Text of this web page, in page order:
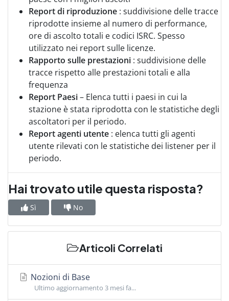
Report di riproduzione : suddivisione delle tracce
riprodotte insieme al numero di performance,
ore di ascolto totali e codici ISRC. Spesso
utilizzato nei report sulle licenze.
Rapporto sulle prestazioni : suddivisione delle
tracce rispetto alle prestazioni totali e alla
frequenza
Report Paesi– Elenca tutti i paesi in cui la
stazione è stata riprodotta con le statistiche degli
ascoltatori per il periodo.
Report agenti utente : elenca tutti gli agenti
utente rilevati con le statistiche dei listener per il
periodo.
Hai trovato utile questa risposta?
Sì No
Articoli Correlati
Nozioni di Base
Ultimo aggiornamento 3 mesi fa...